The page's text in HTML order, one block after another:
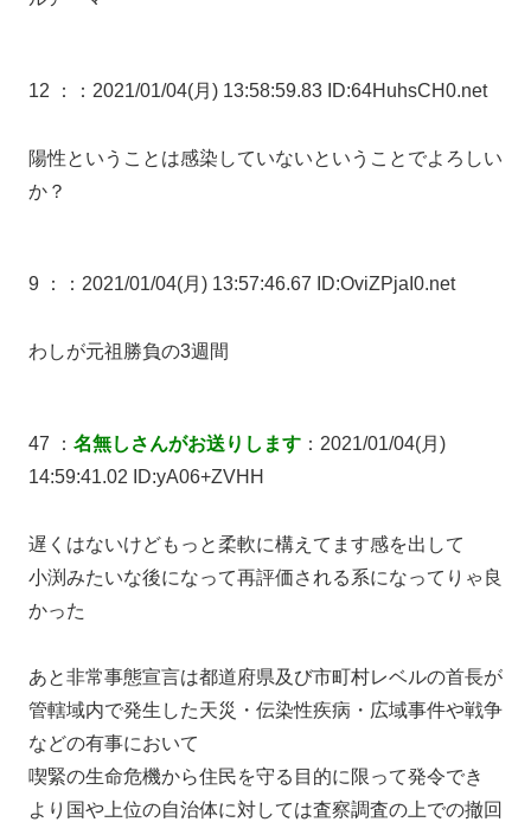
12 ： ：2021/01/04(月) 13:58:59.83 ID:64HuhsCH0.net
陽性ということは感染していないということでよろしい
か？
9 ： ：2021/01/04(月) 13:57:46.67 ID:OviZPjaI0.net
わしが元祖勝負の3週間
47 ： 名無しさんがお送りします ：2021/01/04(月)
14:59:41.02 ID:yA06+ZVHH
遅くはないけどもっと柔軟に構えてます感を出して
小渕みたいな後になって再評価される系になってりゃ良
かった
あと非常事態宣言は都道府県及び市町村レベルの首長が
管轄域内で発生した天災・伝染性疾病・広域事件や戦争
などの有事において
喫緊の生命危機から住民を守る目的に限って発令でき
より国や上位の自治体に対しては査察調査の上での撤回